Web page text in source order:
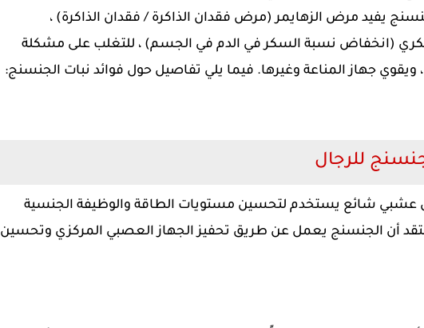
يفيد مرض الزهايمر (مرض فقدان الذاكرة / فقدان الذاكرة) ،
(انخفاض نسبة السكر في الدم في الجسم) ، للتغلب على مشكلة
جهاز المناعة وغيرها. فيما يلي تفاصيل حول فوائد نبات الجنسنج:
عشبي شائع يستخدم لتحسين مستويات الطاقة والوظيفة الجنسية
أن الجنسنج يعمل عن طريق تحفيز الجهاز العصبي المركزي وتحسين